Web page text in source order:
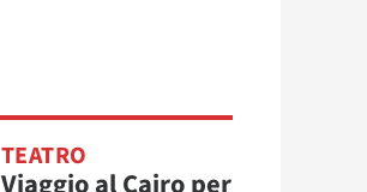
TEATRO